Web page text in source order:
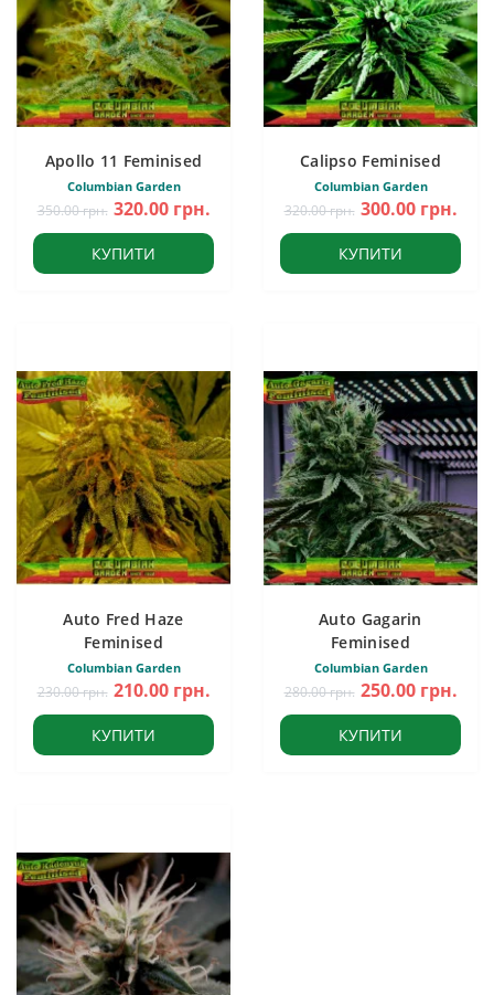
Apollo 11 Feminised
Columbian Garden
350.00 грн. 320.00 грн.
КУПИТИ
Calipso Feminised
Columbian Garden
320.00 грн. 300.00 грн.
КУПИТИ
Auto Fred Haze
Feminised
Columbian Garden
230.00 грн. 210.00 грн.
КУПИТИ
Auto Gagarin
Feminised
Columbian Garden
280.00 грн. 250.00 грн.
КУПИТИ